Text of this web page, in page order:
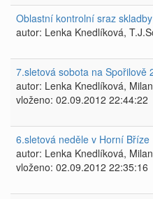
Oblastní kontrolní sraz
autor: Lenka Knedlíková,
7.sletová sobota na Spořilově
autor: Lenka Knedlíková,
vloženo: 02.09.2012 22:44:22
6.sletová neděle v Horní Bříze
autor: Lenka Knedlíková,
vloženo: 02.09.2012 22:35:16